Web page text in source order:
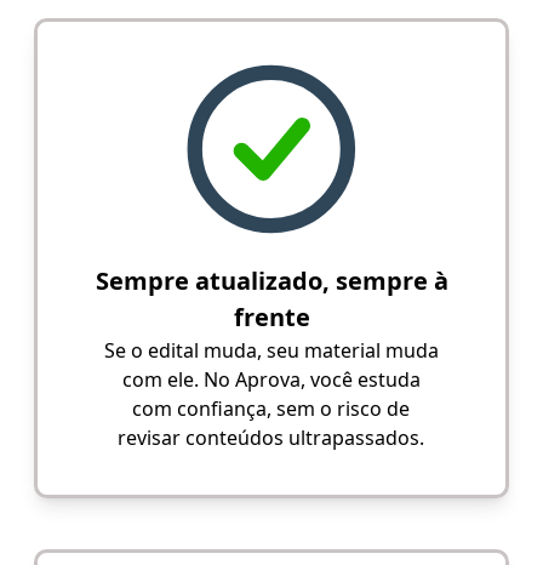
Sempre atualizado, sempre à
frente
Se o edital muda, seu material muda
com ele. No Aprova, você estuda
com confiança, sem o risco de
revisar conteúdos ultrapassados.